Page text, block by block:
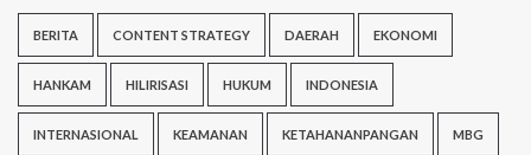
BERITA CONTENT STRATEGY DAERAH EKONOMI
HANKAM HILIRISASI HUKUM INDONESIA
INTERNASIONAL KEAMANAN KETAHANANPANGAN MBG